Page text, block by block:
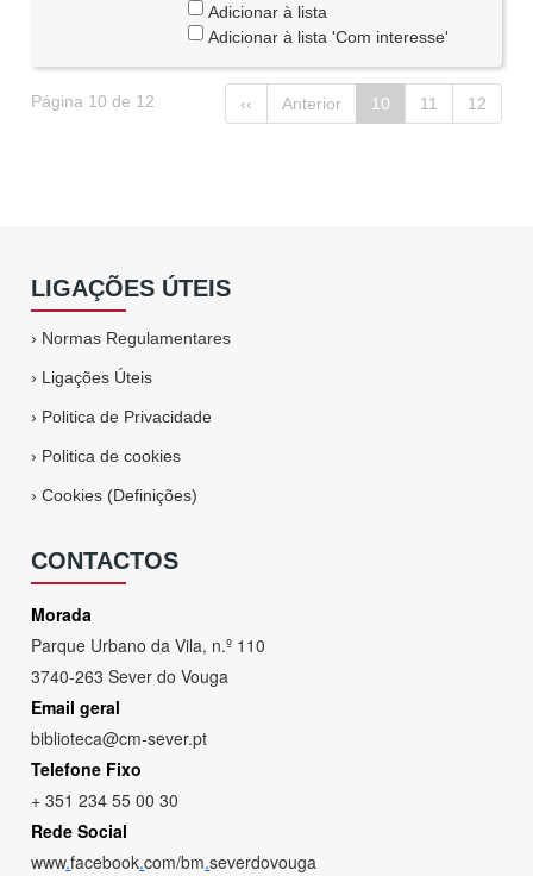
Adicionar à lista
Adicionar à lista 'Com interesse'
Página 10 de 12 ‹‹ Anterior 10 11 12
LIGAÇÕES ÚTEIS
› Normas Regulamentares
› Ligações Úteis
› Politica de Privacidade
› Politica de cookies
›Cookies (Definições)
CONTACTOS
Morada
Parque Urbano da Vila, n.º 110
3740-263 Sever do Vouga
Email geral
biblioteca@cm-sever.pt
Telefone Fixo
+ 351 234 55 00 30
Rede Social
www.facebook.com/bm.severdovouga